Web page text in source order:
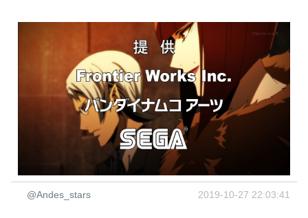
@Andes_stars 2019-10-27 22:03:41